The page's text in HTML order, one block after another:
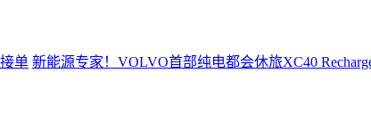
新能源专家！VOLVO首部纯电都会休旅XC40